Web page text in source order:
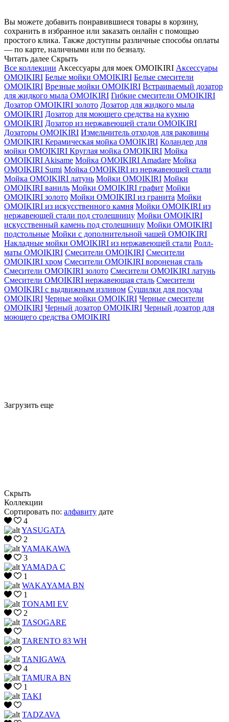
Вы можете добавить понравившиеся товары в корзину,
сохранить в избранное или заказать онлайн с помощью
простого клика. Также доступны различные способы оплаты
— по карте, наличными или по безналу.
Читать далее Скрыть
Все коллекции Аксессуары для моек OMOIKIRI Аксессуары
OMOIKIRI Белые мойки OMOIKIRI Белые смесители
OMOIKIRI Врезные мойки OMOIKIRI Встраиваемый дозатор
для жидкого мыла OMOIKIRI Гибкие смесители OMOIKIRI
Дозатор OMOIKIRI золото Дозатор для жидкого мыла
OMOIKIRI Дозатор для моющего средства на кухню
OMOIKIRI Дозатор из нержавеющей стали OMOIKIRI
Дозаторы OMOIKIRI Измельчитель отходов для раковины
OMOIKIRI Керамическая мойка OMOIKIRI Коландер для
мойки OMOIKIRI Круглая мойка OMOIKIRI Мойка
OMOIKIRI Akisame Мойка OMOIKIRI Amadare Мойка
OMOIKIRI Sumi Мойка OMOIKIRI из нержавеющей стали
Мойка OMOIKIRI латунь Мойки OMOIKIRI Мойки
OMOIKIRI ваниль Мойки OMOIKIRI графит Мойки
OMOIKIRI золото Мойки OMOIKIRI из гранита Мойки
OMOIKIRI из искусственного камня Мойки OMOIKIRI из
нержавеющей стали под столешницу Мойки OMOIKIRI
искусственный камень под столешницу Мойки OMOIKIRI
подстольные Мойки с дополнительной чашей OMOIKIRI
Накладные мойки OMOIKIRI из нержавеющей стали Ролл-
маты OMOIKIRI Смесители OMOIKIRI Смесители
OMOIKIRI хром Смесители OMOIKIRI вороненая сталь
Смесители OMOIKIRI золото Смесители OMOIKIRI латунь
Смесители OMOIKIRI нержавеющая сталь Смесители
OMOIKIRI с выдвижным изливом Сушилки для посуды
OMOIKIRI Черные мойки OMOIKIRI Черные смесители
OMOIKIRI Черный дозатор OMOIKIRI Черный дозатор для
моющего средства OMOIKIRI
Загрузить еще
Скрыть
Коллекции
Сортировать по: алфавиту дате
4
YASUGATA
2
YAMAKAWA
3
YAMADA C
1
WAKAYAMA BN
1
TONAMI EV
2
TASOGARE
TARENTO 83 WH
TANIGAWA
4
TAMURA BN
1
TAKI
TADZAVA